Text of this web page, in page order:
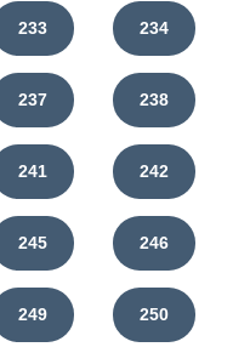
233 234
237 238
241 242
245 246
249 250